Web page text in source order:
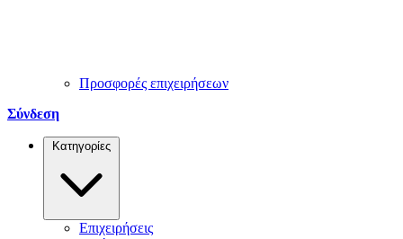
Προσφορές επιχειρήσεων
Σύνδεση
Κατηγορίες
Επιχειρήσεις